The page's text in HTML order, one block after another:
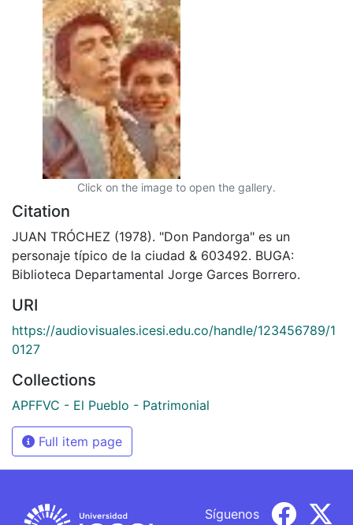
Click on the image to open the gallery.
Citation
JUAN TRÓCHEZ (1978). "Don Pandorga" es un
personaje típico de la ciudad & 603492. BUGA:
Biblioteca Departamental Jorge Garces Borrero.
URI
https://audiovisuales.icesi.edu.co/handle/123456789/1
0127
Collections
APFFVC - El Pueblo - Patrimonial
Full item page
Síguenos